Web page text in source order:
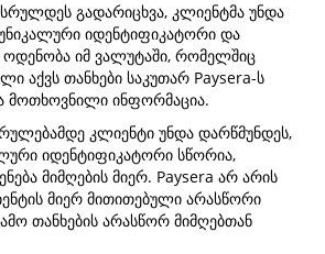
გადარიცხვა, კლიენტმა უნდა
იდენტიფიკატორი და
ოდენობა იმ ვალუტაში, რომელშიც
აქვს თანხები საკუთარ Paysera-ს
მოთხოვნილი ინფორმაცია.
კლიენტი უნდა დარწმუნდეს,
იდენტიფიკატორი სწორია,
მიმღების მიერ. Paysera არ არის
მიერ მითითებული არასწორი
თანხების არასწორ მიმღებთან